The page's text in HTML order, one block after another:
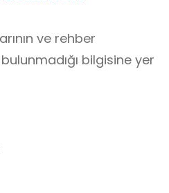
ve rehber
bilgisine yer